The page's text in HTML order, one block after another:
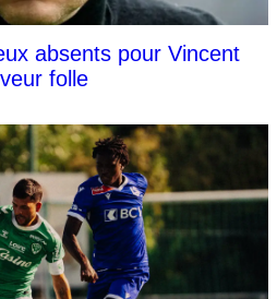
absents pour Vincent
folle